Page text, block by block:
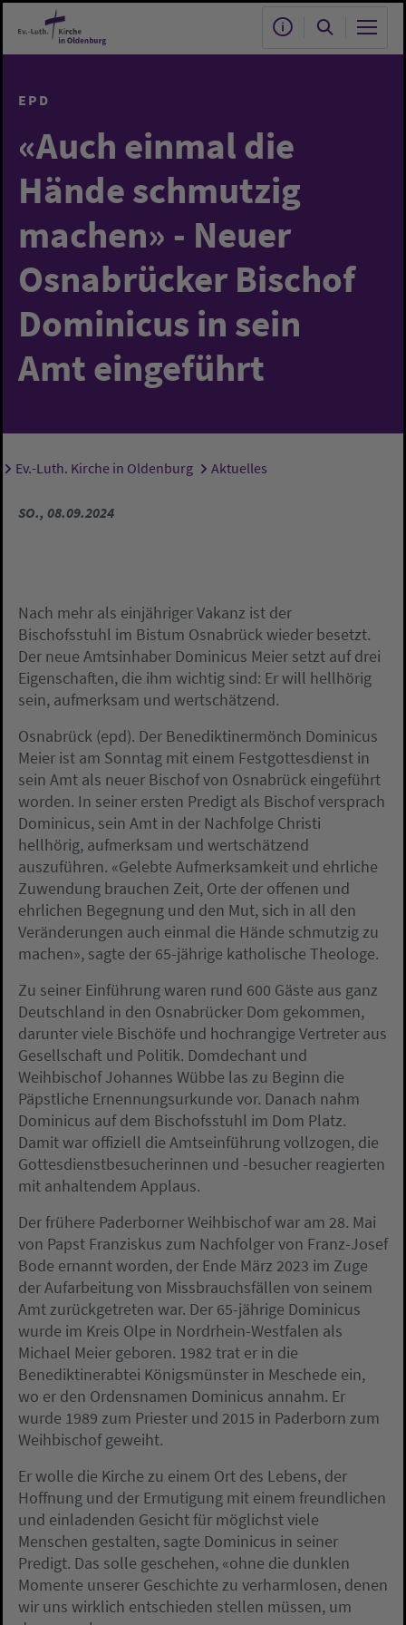
Zum Hauptinhalt springen
EPD
«Auch einmal die
Hände schmutzig
machen» - Neuer
Osnabrücker Bischof
Dominicus in sein
Amt eingeführt
Sie sind hier:
Ev.-Luth. Kirche in Oldenburg Aktuelles
SO., 08.09.2024
Nach mehr als einjähriger Vakanz ist der
Bischofsstuhl im Bistum Osnabrück wieder besetzt.
Der neue Amtsinhaber Dominicus Meier setzt auf drei
Eigenschaften, die ihm wichtig sind: Er will hellhörig
sein, aufmerksam und wertschätzend.
Osnabrück (epd). Der Benediktinermönch Dominicus
Meier ist am Sonntag mit einem Festgottesdienst in
sein Amt als neuer Bischof von Osnabrück eingeführt
worden. In seiner ersten Predigt als Bischof versprach
Dominicus, sein Amt in der Nachfolge Christi
hellhörig, aufmerksam und wertschätzend
auszuführen. «Gelebte Aufmerksamkeit und ehrliche
Zuwendung brauchen Zeit, Orte der offenen und
ehrlichen Begegnung und den Mut, sich in all den
Veränderungen auch einmal die Hände schmutzig zu
machen», sagte der 65-jährige katholische Theologe.
Zu seiner Einführung waren rund 600 Gäste aus ganz
Deutschland in den Osnabrücker Dom gekommen,
darunter viele Bischöfe und hochrangige Vertreter aus
Gesellschaft und Politik. Domdechant und
Weihbischof Johannes Wübbe las zu Beginn die
Päpstliche Ernennungsurkunde vor. Danach nahm
Dominicus auf dem Bischofsstuhl im Dom Platz.
Damit war offiziell die Amtseinführung vollzogen, die
Gottesdienstbesucherinnen und -besucher reagierten
mit anhaltendem Applaus.
Der frühere Paderborner Weihbischof war am 28. Mai
von Papst Franziskus zum Nachfolger von Franz-Josef
Bode ernannt worden, der Ende März 2023 im Zuge
der Aufarbeitung von Missbrauchsfällen von seinem
Amt zurückgetreten war. Der 65-jährige Dominicus
wurde im Kreis Olpe in Nordrhein-Westfalen als
Michael Meier geboren. 1982 trat er in die
Benediktinerabtei Königsmünster in Meschede ein,
wo er den Ordensnamen Dominicus annahm. Er
wurde 1989 zum Priester und 2015 in Paderborn zum
Weihbischof geweiht.
Er wolle die Kirche zu einem Ort des Lebens, der
Hoffnung und der Ermutigung mit einem freundlichen
und einladenden Gesicht für möglichst viele
Menschen gestalten, sagte Dominicus in seiner
Predigt. Das solle geschehen, «ohne die dunklen
Momente unserer Geschichte zu verharmlosen, denen
wir uns wirklich entschieden stellen müssen, um